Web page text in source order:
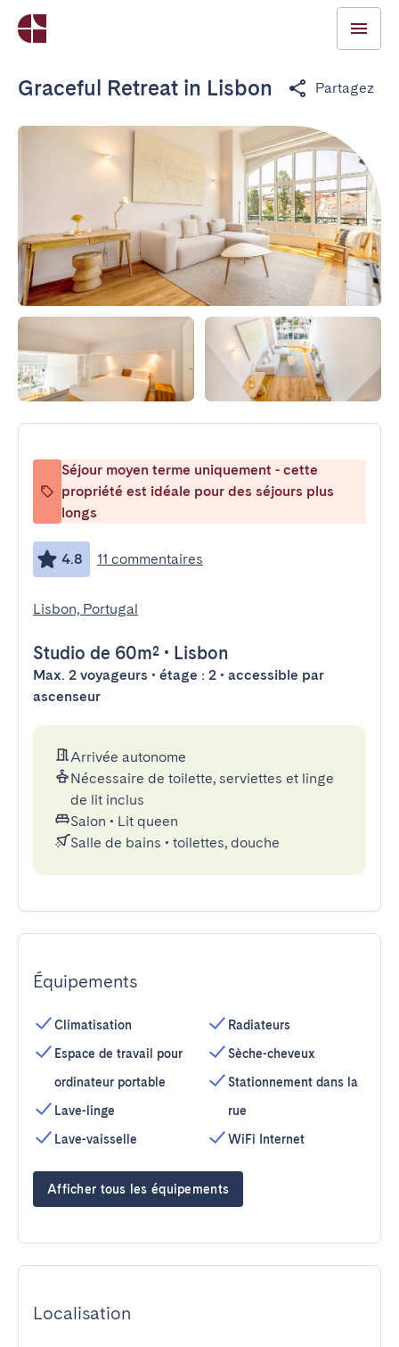
Graceful Retreat in Lisbon Partagez
Séjour moyen terme uniquement - cette
propriété est idéale pour des séjours plus
longs
4.8 11 commentaires
Lisbon, Portugal
Studio de 60m² • Lisbon
Max. 2 voyageurs • étage : 2 • accessible par
ascenseur
Arrivée autonome
Nécessaire de toilette, serviettes et linge
de lit inclus
Salon • Lit queen
Salle de bains • toilettes, douche
Équipements
Climatisation
Espace de travail pour
ordinateur portable
Lave-linge
Lave-vaisselle
Radiateurs
Sèche-cheveux
Stationnement dans la
rue
WiFi Internet
Afficher tous les équipements
Localisation